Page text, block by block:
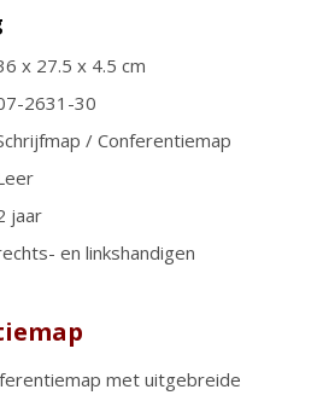
met Pen
€19,95
x 27.5 x 4.5 cm
2631-30
/ Conferentiemap
jaar
en linkshandigen
met uitgebreide